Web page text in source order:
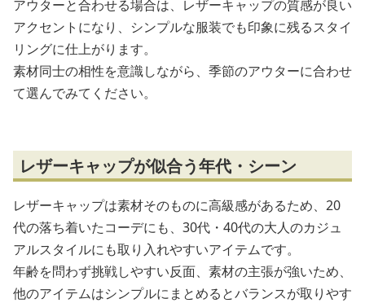
アウターと合わせる場合は、レザーキャップの質感が良い
アクセントになり、シンプルな服装でも印象に残るスタイ
リングに仕上がります。
素材同士の相性を意識しながら、季節のアウターに合わせ
て選んでみてください。
レザーキャップが似合う年代・シーン
レザーキャップは素材そのものに高級感があるため、20
代の落ち着いたコーデにも、30代・40代の大人のカジュ
アルスタイルにも取り入れやすいアイテムです。
年齢を問わず挑戦しやすい反面、素材の主張が強いため、
他のアイテムはシンプルにまとめるとバランスが取りやす